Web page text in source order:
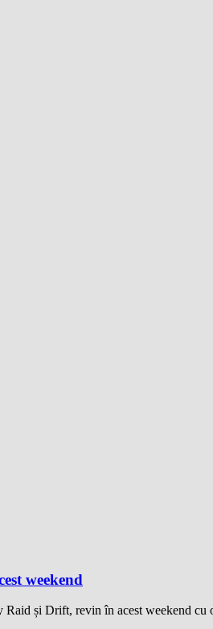
weekend
și Drift, revin în acest weekend